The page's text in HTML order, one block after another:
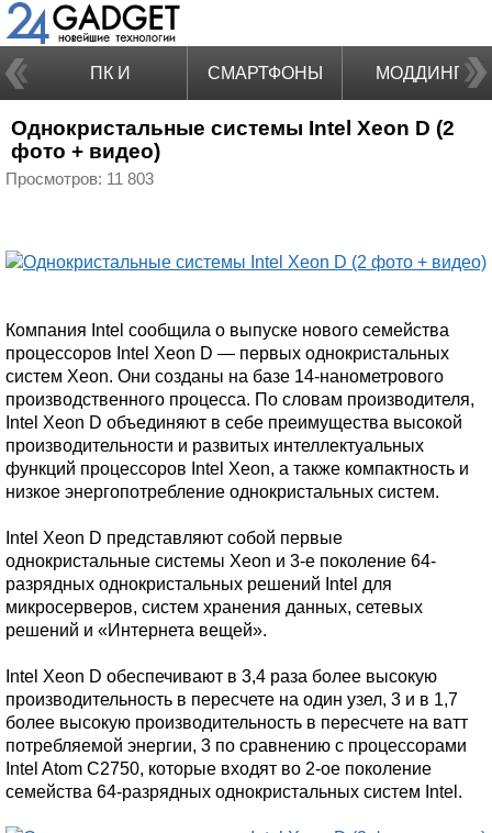
ПК И
НОУТБУКИ
СМАРТФОНЫ МОДДИНГ
Однокристальные системы Intel Xeon D (2
фото + видео)
Просмотров: 11 803
Компания Intel сообщила о выпуске нового семейства
процессоров Intel Xeon D — первых однокристальных
систем Xeon. Они созданы на базе 14-нанометрового
производственного процесса. По словам производителя,
Intel Xeon D объединяют в себе преимущества высокой
производительности и развитых интеллектуальных
функций процессоров Intel Xeon, а также компактность и
низкое энергопотребление однокристальных систем.
Intel Xeon D представляют собой первые
однокристальные системы Xeon и 3-е поколение 64-
разрядных однокристальных решений Intel для
микросерверов, систем хранения данных, сетевых
решений и «Интернета вещей».
Intel Xeon D обеспечивают в 3,4 раза более высокую
производительность в пересчете на один узел, 3 и в 1,7
более высокую производительность в пересчете на ватт
потребляемой энергии, 3 по сравнению с процессорами
Intel Atom C2750, которые входят во 2-ое поколение
семейства 64-разрядных однокристальных систем Intel.